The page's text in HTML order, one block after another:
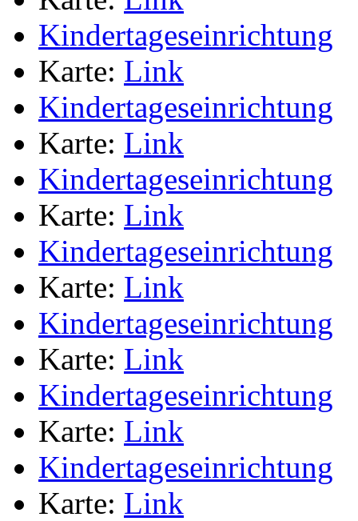
Kindertageseinrichtung
Karte: Link
Kindertageseinrichtung
Karte: Link
Kindertageseinrichtung
Karte: Link
Kindertageseinrichtung
Karte: Link
Kindertageseinrichtung
Karte: Link
Kindertageseinrichtung
Karte: Link
Kindertageseinrichtung
Karte: Link